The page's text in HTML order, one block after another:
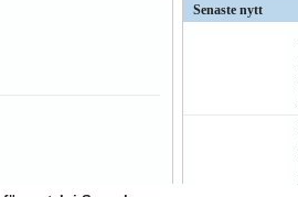
Senaste nytt